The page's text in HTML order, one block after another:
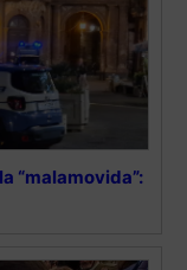
“malamovida”: